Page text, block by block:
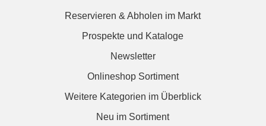
Reservieren & Abholen im Markt
Prospekte und Kataloge
Newsletter
Onlineshop Sortiment
Weitere Kategorien im Überblick
Neu im Sortiment